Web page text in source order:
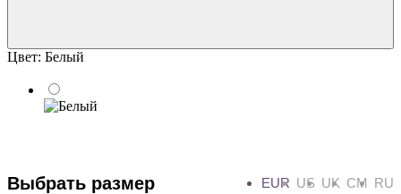
Цвет: Белый
Выбрать размер EUR US UK CM RU